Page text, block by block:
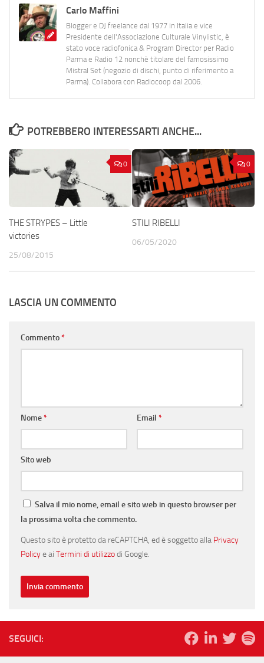
Carlo Maffini
Blogger e DJ freelance dal 1977 in Italia e vice
Presidente dell'Associazione Culturale Vinylistic, è
stato voce radiofonica & Program Director per Radio
Parma e Radio 12 nonchè titolare del famosissimo
Mistral Set (negozio di dischi, punto di riferimento a
Parma). Collabora con Radiocoop dal 2006.
POTREBBERO INTERESSARTI ANCHE...
0
THE STRYPES – Little
victories
25/08/2015
0
STILI RIBELLI
06/05/2020
LASCIA UN COMMENTO
Commento*
Nome* Email *
Sito web
Salva il mio nome, email e sito web in questo browser per
la prossima volta che commento.
Questo sito è protetto da reCAPTCHA, ed è soggetto alla Privacy
Policye ai Termini di utilizzodi Google.
SEGUICI: